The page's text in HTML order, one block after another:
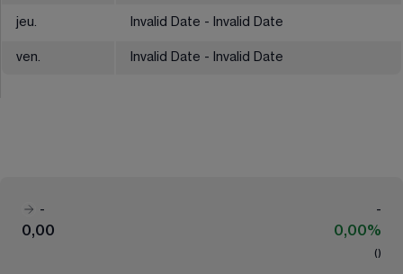
jeu. Invalid Date - Invalid Date
ven. Invalid Date - Invalid Date
-
-
0,00
0,00%
( )